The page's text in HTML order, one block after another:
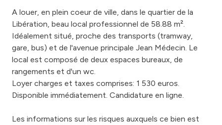
A louer, en plein coeur de ville, dans le quartier de la
Libération, beau local professionnel de 58.88 m².
Idéalement situé, proche des transports (tramway,
gare, bus) et de l'avenue principale Jean Médecin. Le
local est composé de deux espaces bureaux, de
rangements et d'un wc.
Loyer charges et taxes comprises: 1 530 euros.
Disponible immédiatement. Candidature en ligne.
Les informations sur les risques auxquels ce bien est